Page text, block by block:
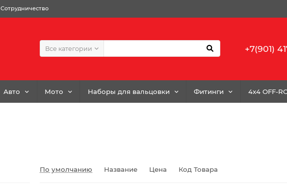
Сотрудничество
Все категории +7(901)
Авто Мото Наборы для вальцовки Фитинги 4x4 OFF-
По умолчанию Название Цена Код Товара